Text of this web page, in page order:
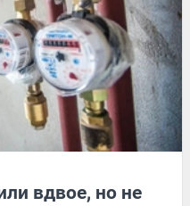
вдвое, но не